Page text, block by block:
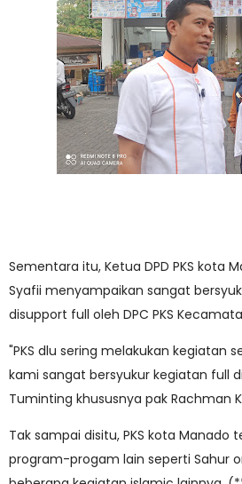
Sementara itu, Ketua DPD PKS kota
Syafii menyampaikan sangat
disupport full oleh DPC PKS
"PKS dlu sering melakukan kegiatan
kami sangat bersyukur kegiatan full
Tuminting khususnya pak Rachman
Tak sampai disitu, PKS kota Manado
program-progam lain seperti Sahur